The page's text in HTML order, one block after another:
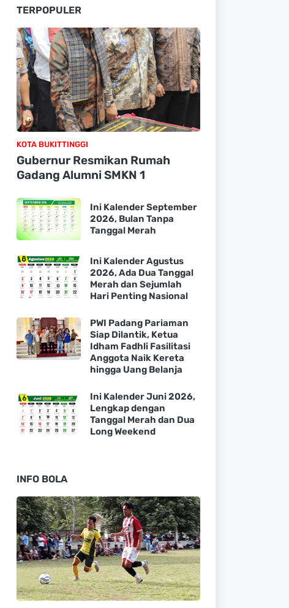
TERPOPULER
KOTA BUKITTINGGI
Gubernur Resmikan Rumah
Gadang Alumni SMKN 1
Ini Kalender September
2026, Bulan Tanpa
Tanggal Merah
Ini Kalender Agustus
2026, Ada Dua Tanggal
Merah dan Sejumlah
Hari Penting Nasional
PWI Padang Pariaman
Siap Dilantik, Ketua
Idham Fadhli Fasilitasi
Anggota Naik Kereta
hingga Uang Belanja
Ini Kalender Juni 2026,
Lengkap dengan
Tanggal Merah dan Dua
Long Weekend
INFO BOLA